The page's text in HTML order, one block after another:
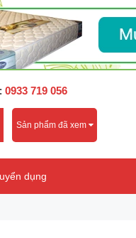
0933 719 056
Sản phẩm đã xem
dụng